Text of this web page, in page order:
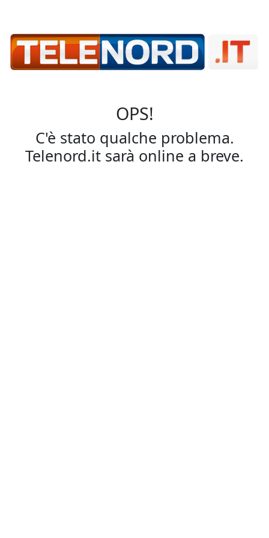
OPS!
C'è stato qualche problema.
Telenord.it sarà online a breve.